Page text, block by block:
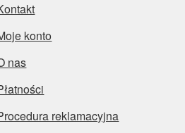
konto
nas
reklamacyjna